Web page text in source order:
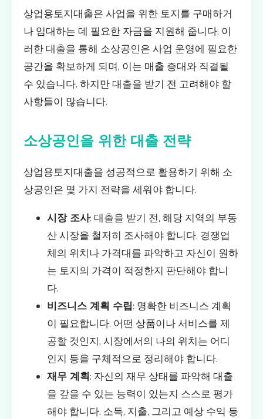
상업용토지대출은 사업을 위한 토지를 구매하거
나 임대하는 데 필요한 자금을 지원해 줍니다. 이
러한 대출을 통해 소상공인은 사업 운영에 필요한
공간을 확보하게 되며, 이는 매출 증대와 직결될
수 있습니다. 하지만 대출을 받기 전 고려해야 할
사항들이 많습니다.
소상공인을 위한 대출 전략
상업용토지대출을 성공적으로 활용하기 위해 소
상공인은 몇 가지 전략을 세워야 합니다.
시장 조사: 대출을 받기 전, 해당 지역의 부동
산 시장을 철저히 조사해야 합니다. 경쟁업
체의 위치나 가격대를 파악하고 자신이 원하
는 토지의 가격이 적정한지 판단해야 합니
다.
비즈니스 계획 수립: 명확한 비즈니스 계획
이 필요합니다. 어떤 상품이나 서비스를 제
공할 것인지, 시장에서의 나의 위치는 어디
인지 등을 구체적으로 정리해야 합니다.
재무 계획: 자신의 재무 상태를 파악해 대출
을 갚을 수 있는 능력이 있는지 스스로 평가
해야 합니다. 소득, 지출, 그리고 예상 수익 등